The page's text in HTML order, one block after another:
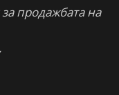
продажбата на